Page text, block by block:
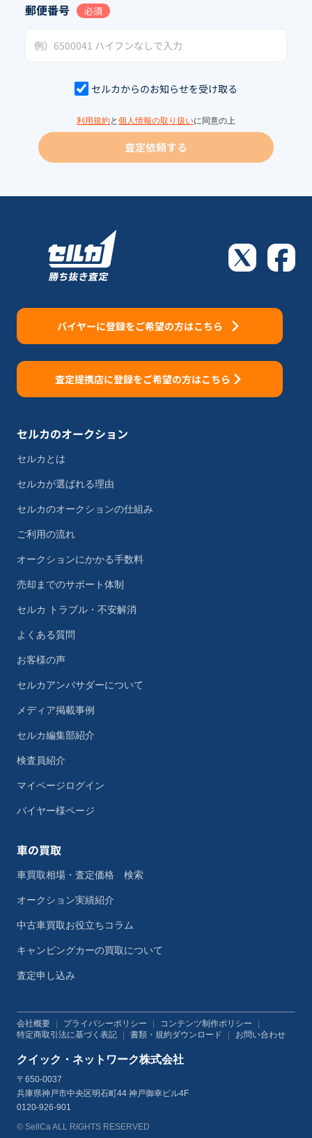
郵便番号 必須
セルカからのお知らせを受け取る
利用規約と 個人情報の取り扱いに同意の上
査定依頼する
バイヤーに登録をご希望の方はこちら
査定提携店に登録をご希望の方はこちら
セルカのオークション
セルカとは
セルカが選ばれる理由
セルカのオークションの仕組み
ご利用の流れ
オークションにかかる手数料
売却までのサポート体制
セルカ トラブル・不安解消
よくある質問
お客様の声
セルカアンバサダーについて
メディア掲載事例
セルカ編集部紹介
検査員紹介
マイページログイン
バイヤー様ページ
車の買取
車買取相場・査定価格 検索
オークション実績紹介
中古車買取お役立ちコラム
キャンピングカーの買取について
査定申し込み
会社概要 | プライバシーポリシー | コンテンツ制作ポリシー
|
特定商取引法に基づく表記
| 書類・規約ダウンロード | お問い合わせ
クイック・ネットワーク株式会社
〒650-0037
兵庫県神戸市中央区明石町44 神戸御幸ビル4F
0120-926-901
© SellCa ALL RIGHTS RESERVED